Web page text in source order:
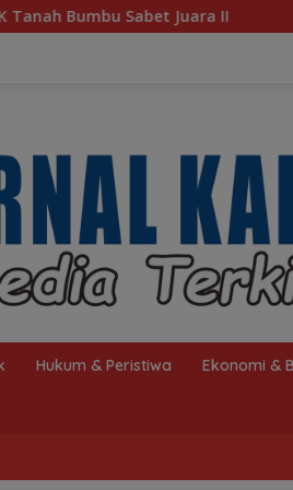
II Tim Banjar dan
Hukum & Peristiwa Ekonomi &